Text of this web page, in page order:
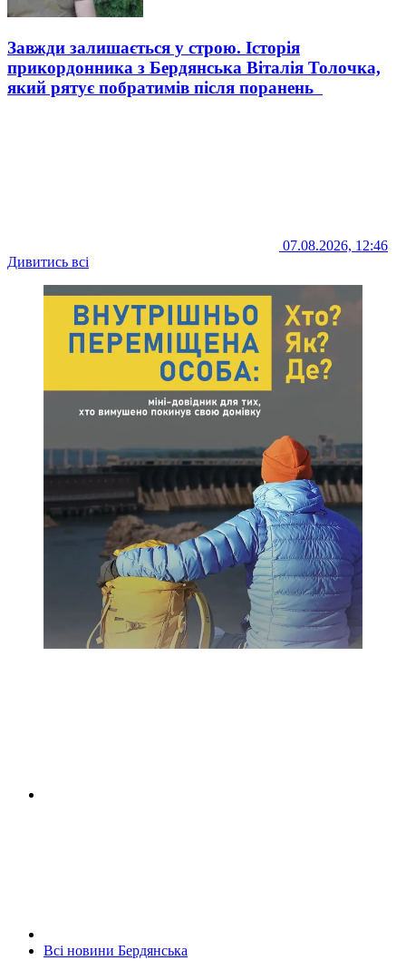
Завжди залишається у строю. Історія
прикордонника з Бердянська Віталія Толочка,
який рятує побратимів після поранень
07.08.2026, 12:46
Дивитись всі
Всі новини Бердянська